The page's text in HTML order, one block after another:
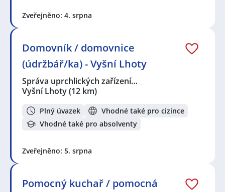
Zveřejněno: 4. srpna
Domovník / domovnice
(údržbář/ka) - Vyšní Lhoty
Správa uprchlických zařízení…
Vyšní Lhoty(12 km)
Plný úvazek
Vhodné také pro cizince
Vhodné také pro absolventy
Zveřejněno: 5. srpna
Pomocný kuchař / pomocná